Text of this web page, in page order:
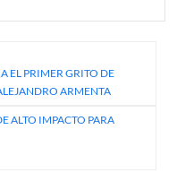
EL PRIMER GRITO DE
ARMENTA
ALTO IMPACTO PARA